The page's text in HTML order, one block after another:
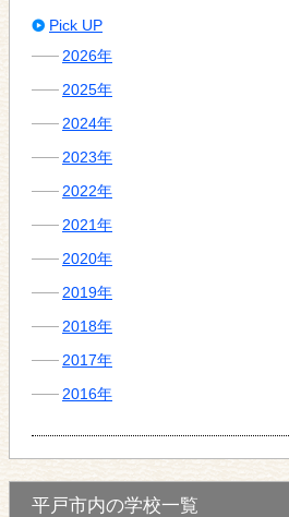
Pick UP
2026年
2025年
2024年
2023年
2022年
2021年
2020年
2019年
2018年
2017年
2016年
平戸市内の学校一覧